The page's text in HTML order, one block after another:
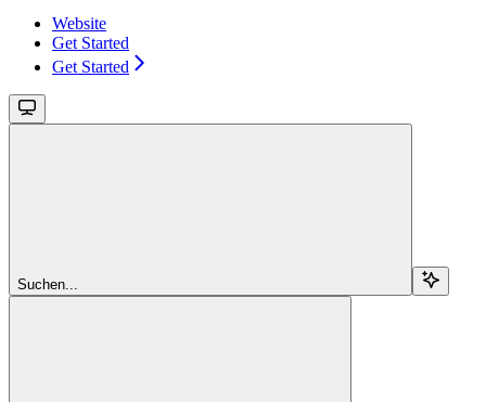
Website
Get Started
Get Started
Suchen...